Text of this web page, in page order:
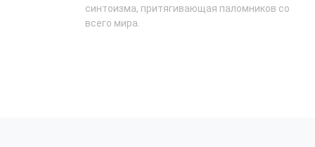
синтоизма, притягивающая паломников со
всего мира.